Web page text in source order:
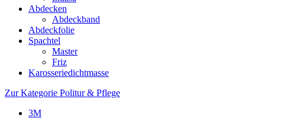
Abdecken
Abdeckband
Abdeckfolie
Spachtel
Master
Friz
Karosseriedichtmasse
Zur Kategorie Politur & Pflege
3M